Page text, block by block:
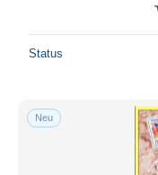
Status
Neu